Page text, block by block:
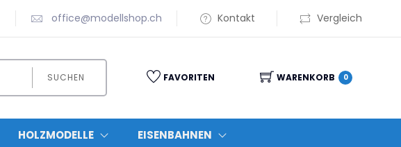
office@modellshop.ch Kontakt Vergleich
SUCHEN FAVORITEN WARENKORB 0
HOLZMODELLE EISENBAHNEN